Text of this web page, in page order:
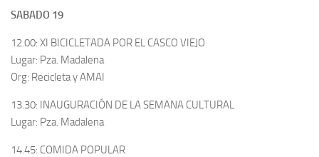
SABADO 19
12.00: XI BICICLETADA POR EL CASCO VIEJO
Lugar: Pza. Madalena
Org: Recicleta y AMAI
13.30: INAUGURACIÓN DE LA SEMANA CULTURAL
Lugar: Pza. Madalena
14.45: COMIDA POPULAR